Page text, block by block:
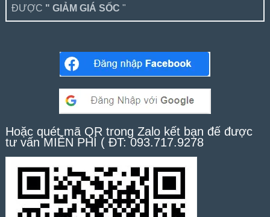
ĐƯỢC " GIẢM GIÁ SỐC "
Hoặc quét mã QR trong Zalo kết bạn để được
tư vấn MIỄN PHÍ ( ĐT: 093.717.9278